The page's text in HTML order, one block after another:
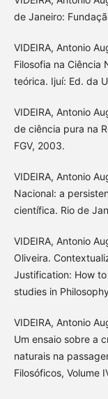
de Janeiro:
VIDEIRA, Antonio
Filosofia na Ciência
teórica. Ijuí: Ed. da
VIDEIRA, Antonio
de ciência pura na
FGV, 2003.
VIDEIRA, Antonio
Nacional: a
científica. Rio de
VIDEIRA, Antonio
Oliveira.
Justification: How
studies in
VIDEIRA, Antonio
Um ensaio sobre a
naturais na
Filosóficos, Volume